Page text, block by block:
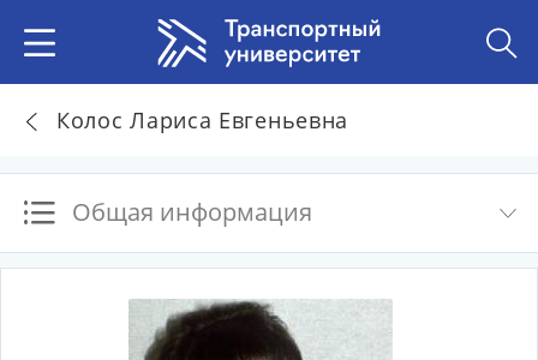
Колос Лариса Евгеньевна
Общая информация